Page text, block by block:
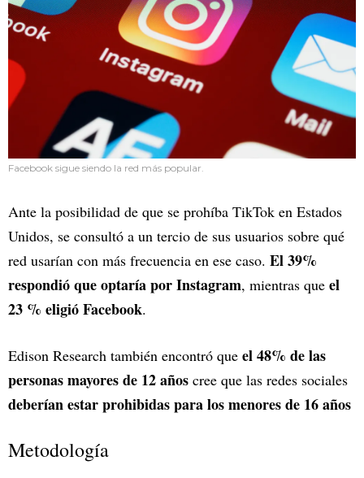
Facebook sigue siendo la red más popular.
Ante la posibilidad de que se prohíba TikTok en Estados
Unidos, se consultó a un tercio de sus usuarios sobre qué
red usarían con más frecuencia en ese caso. El 39%
respondió que optaría por Instagram, mientras que el
23 % eligió Facebook.
Edison Research también encontró que el 48% de las
personas mayores de 12 años cree que las redes sociales
deberían estar prohibidas para los menores de 16 años
Metodología